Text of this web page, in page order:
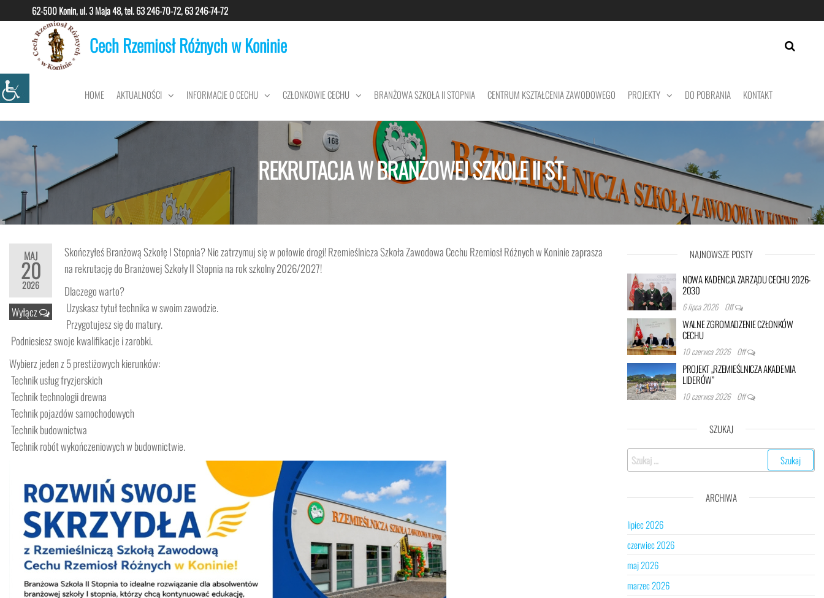
do
62-500 Konin, ul. 3 Maja 48, tel.63 246-70-72, 63 246-74-72
Cech Rzemiosł Różnych w Koninie
HOME AKTUALNOŚCI INFORMACJE O CECHU CZŁONKOWIE CECHU BRANŻOWA SZKOŁA II STOPNIA CENTRUM KSZTAŁCENIA ZAWODOWEGO PROJEKTY DO POBRANIA KONTAKT
REKRUTACJA W BRANŻOWEJ SZKOLE II ST.
MAJ
20
2026
Wyłącz
Skończyłeś Branżową Szkołę I Stopnia? Nie zatrzymuj się w połowie drogi! Rzemieślnicza Szkoła Zawodowa Cechu Rzemiosł Różnych w Koninie zaprasza
na rekrutację do Branżowej Szkoły II Stopnia na rok szkolny 2026/2027!
Dlaczego warto?
Uzyskasz tytuł technika w swoim zawodzie.
Przygotujesz się do matury.
Podniesiesz swoje kwalifikacje i zarobki.
Wybierz jeden z 5 prestiżowych kierunków:
Technik usług fryzjerskich
Technik technologii drewna
Technik pojazdów samochodowych
Technik budownictwa
Technik robót wykończeniowych w budownictwie.
NAJNOWSZE POSTY
NOWA KADENCJA ZARZĄDU CECHU 2026-
2030
6 lipca 2026 Off
WALNE ZGROMADZENIE CZŁONKÓW
CECHU
10 czerwca 2026 Off
PROJEKT „RZEMIEŚLNICZA AKADEMIA
LIDERÓW”
10 czerwca 2026 Off
SZUKAJ
Szukaj:
ARCHIWA
lipiec 2026
czerwiec 2026
maj 2026
marzec 2026